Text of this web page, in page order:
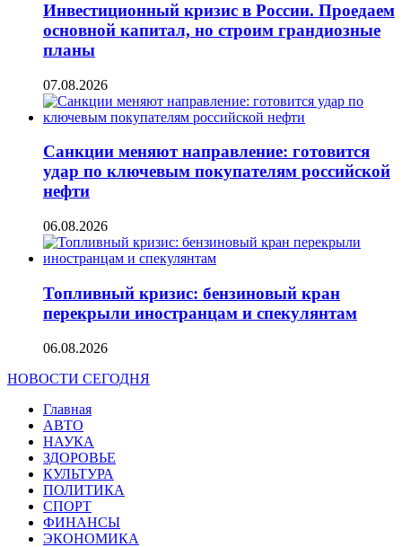
Инвестиционный кризис в России. Проедаем
основной капитал, но строим грандиозные
планы
07.08.2026
Санкции меняют направление: готовится
удар по ключевым покупателям российской
нефти
06.08.2026
Топливный кризис: бензиновый кран
перекрыли иностранцам и спекулянтам
06.08.2026
НОВОСТИ СЕГОДНЯ
Главная
АВТО
НАУКА
ЗДОРОВЬЕ
КУЛЬТУРА
ПОЛИТИКА
СПОРТ
ФИНАНСЫ
ЭКОНОМИКА